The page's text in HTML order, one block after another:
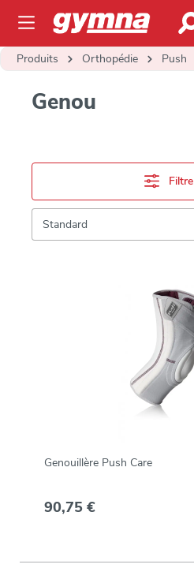
principal
Produits Orthopédie Push
Genou
Filtre
Genouillère Push Care
90,75 €